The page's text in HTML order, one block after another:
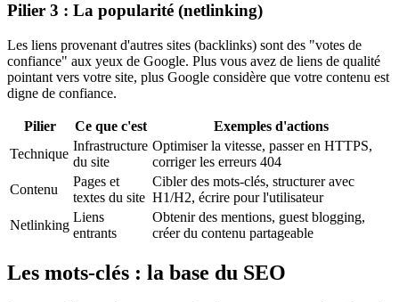
Pilier 3 : La popularité (netlinking)
Les liens provenant d'autres sites (backlinks) sont des "votes de
confiance" aux yeux de Google. Plus vous avez de liens de qualité
pointant vers votre site, plus Google considère que votre contenu est
digne de confiance.
Pilier Ce que c'est
Exemples d'actions
Technique
Infrastructure
du site
Optimiser la vitesse, passer en HTTPS,
corriger les erreurs 404
Contenu
Pages et
textes du site
Cibler des mots-clés, structurer avec
H1/H2, écrire pour l'utilisateur
Netlinking
Liens
entrants
Obtenir des mentions, guest blogging,
créer du contenu partageable
Les mots-clés : la base du SEO